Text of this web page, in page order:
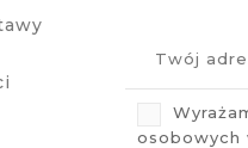
osobowych